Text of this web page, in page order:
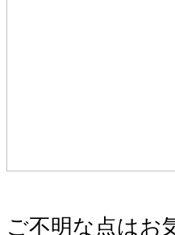
ご不明な点はお